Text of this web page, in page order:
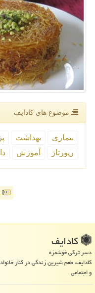
موضوع های كادایف
بیماری بهداشت
رپورتاژ
آموزش
كادایف
دسر ترکی خوشمزه
کادایف، طعم شیرین زندگی در کنار
و اجتماعی